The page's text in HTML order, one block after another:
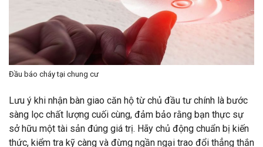
Đầu báo cháy tại chung cư
Lưu ý khi nhận bàn giao căn hộ từ chủ đầu tư chính là bước
sàng lọc chất lượng cuối cùng, đảm bảo rằng bạn thực sự
sở hữu một tài sản đúng giá trị. Hãy chủ động chuẩn bị kiến
thức, kiểm tra kỹ càng và đừng ngần ngại trao đổi thẳng thắn